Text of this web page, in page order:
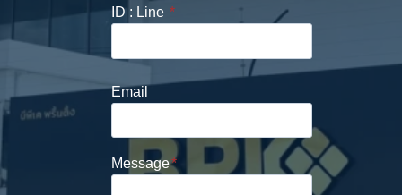
ID : Line *
Email
Message*